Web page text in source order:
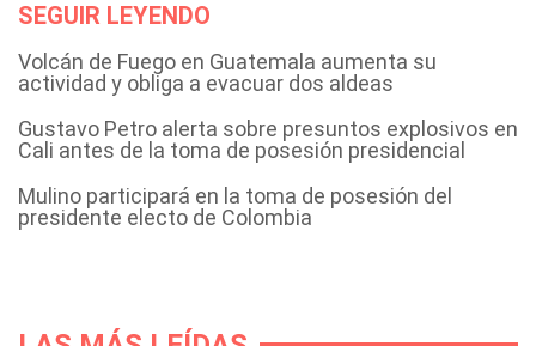
SEGUIR LEYENDO
Volcán de Fuego en Guatemala aumenta su
actividad y obliga a evacuar dos aldeas
Gustavo Petro alerta sobre presuntos explosivos en
Cali antes de la toma de posesión presidencial
Mulino participará en la toma de posesión del
presidente electo de Colombia